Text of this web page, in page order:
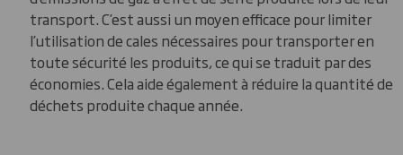
transport. C’est aussi un moyen efficace pour limiter
l’utilisation de cales nécessaires pour transporter en
toute sécurité les produits, ce qui se traduit par des
économies. Cela aide également à réduire la quantité de
déchets produite chaque année.